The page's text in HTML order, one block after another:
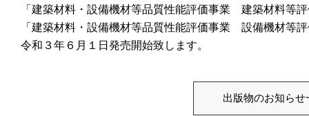
「建築材料・設備機材等品質性能評価事業 建築材料等
「建築材料・設備機材等品質性能評価事業 設備機材等
令和３年６月１日発売開始致します。
出版物のお知らせ